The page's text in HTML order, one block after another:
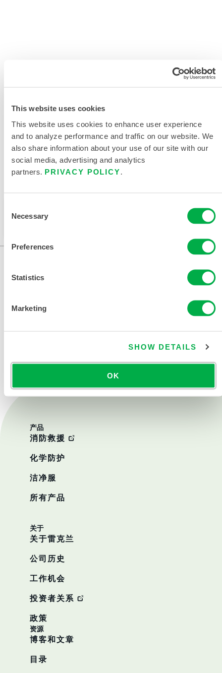
This website uses cookies
This website uses cookies to enhance user experience
and to analyze performance and traffic on our website. We
also share information about your use of our site with our
social media, advertising and analytics
partners. PRIVACY POLICY
Selection
Necessary
Preferences
Statistics
Marketing
SHOW DETAILS
OK
相关文件
此产品通常不在您所在的区域销售。您可以在页面顶部
产品
消防救援
化学防护
洁净服
所有产品
关于
关于雷克兰
公司历史
工作机会
投资者关系
政策
资源
博客和文章
目录